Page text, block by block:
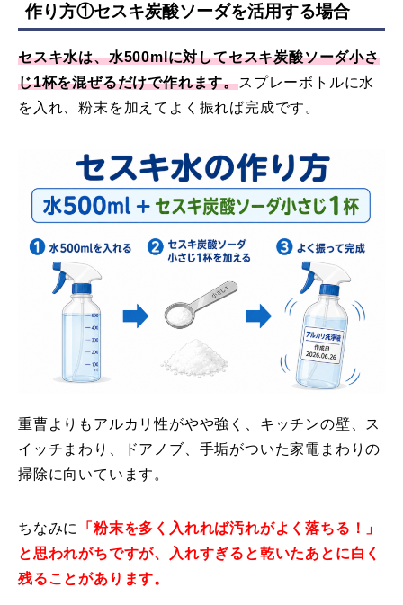
作り方①セスキ炭酸ソーダを活用する場合
セスキ水は、水500mlに対してセスキ炭酸ソーダ小さ
じ1杯を混ぜるだけで作れます。スプレーボトルに水
を入れ、粉末を加えてよく振れば完成です。
重曹よりもアルカリ性がやや強く、キッチンの壁、ス
イッチまわり、ドアノブ、手垢がついた家電まわりの
掃除に向いています。
ちなみに
「粉末を多く入れれば汚れがよく落ちる！」
と思われがちですが、入れすぎると乾いたあとに白く
残ることがあります。